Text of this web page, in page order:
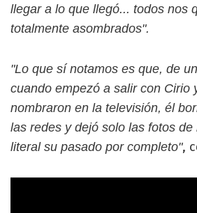
llegar a lo que llegó... todos nos
totalmente asombrados".
"Lo que sí notamos es que, de
cuando empezó a salir con Cirio
nombraron en la televisión, él
las redes y dejó solo las fotos
literal su pasado por completo",